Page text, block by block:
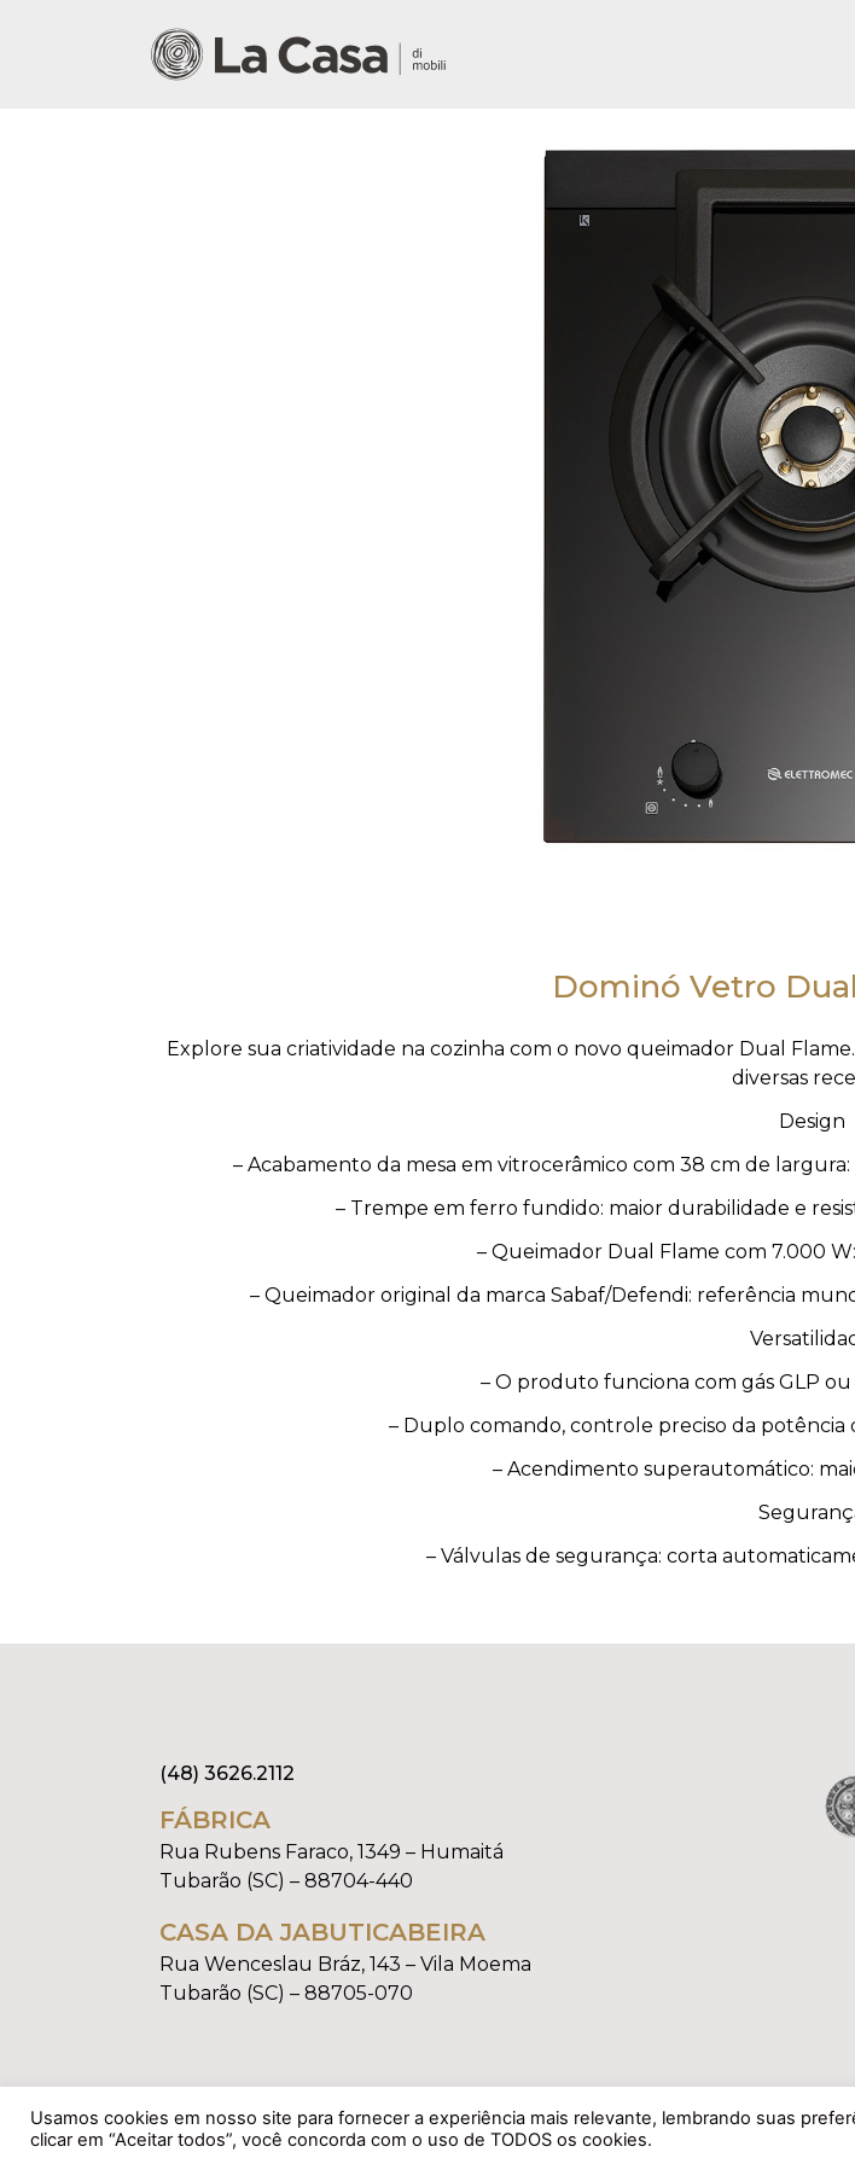
Dominó Vetro
Explore sua criatividade na cozinha com o novo queimador Dual
diversas
Design
– Acabamento da mesa em vitrocerâmico com 38 cm de
– Trempe em ferro fundido: maior durabilidade e
– Queimador Dual Flame com 7.000
– Queimador original da marca Sabaf/Defendi: referência
– O produto funciona com gás GLP
– Duplo comando, controle preciso da
– Acendimento superautomático:
– Válvulas de segurança: corta
(48) 3626.2112
FÁBRICA
Rua Rubens Faraco, 1349 – Humaitá
Tubarão (SC) – 88704-440
CASA DA JABUTICABEIRA
Rua Wenceslau Bráz, 143 – Vila Moema
Tubarão (SC) – 88705-070
Todos os direitos reservados
Usamos cookies em nosso site para fornecer a experiência mais relevante, lembrando suas
clicar em “Aceitar todos”, você concorda com o uso de TODOS os cookies.